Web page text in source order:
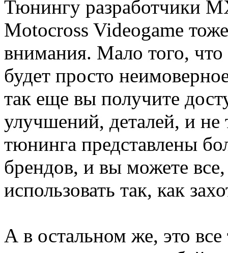
Тюнингу разработчики
Motocross Videogame
внимания. Мало того,
будет просто
так еще вы получите
улучшений, деталей, и не
тюнинга представлены
брендов, и вы можете все,
использовать так, как
А в остальном же, это